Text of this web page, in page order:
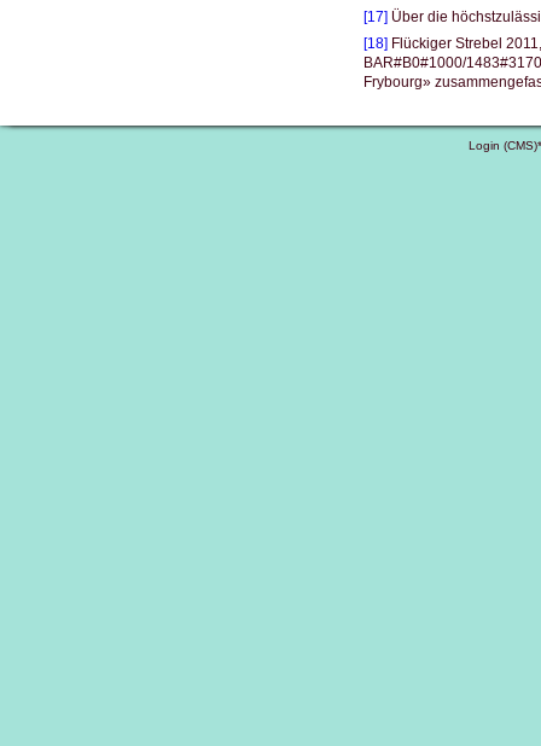
[17]Über die
[18]Flückiger Strebel
BAR#B0#1000/
Frybourg»
Login (CMS)*